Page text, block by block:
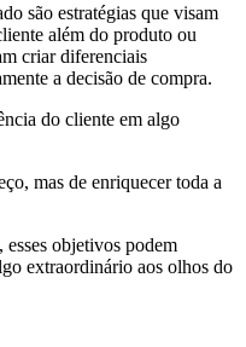
são estratégias que visam
além do produto ou
criar diferenciais
a decisão de compra.
do cliente em algo
mas de enriquecer toda a
objetivos podem
extraordinário aos olhos do